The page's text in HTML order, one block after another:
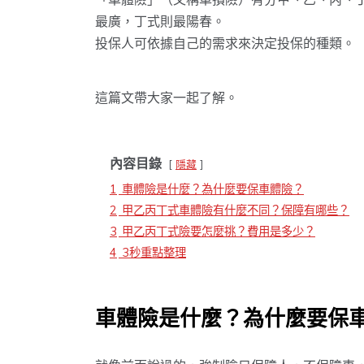
最廣，丁式則最陽春。
投保人可依據自己的需求來決定投保的種類。
這篇文帶大家一起了解。
內容目錄 隱藏
1 車體險是什麼？為什麼要保車體險？
2 甲乙丙丁式車體險有什麼不同？保障有哪些？
3 甲乙丙丁式險要怎麼挑？費用是多少？
4 3秒重點整理
車體險是什麼？為什麼要保